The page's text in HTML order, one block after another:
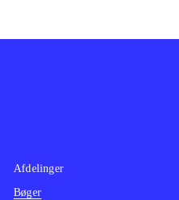
Afdelinger
Bøger